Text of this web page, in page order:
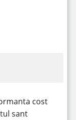
cost
sant